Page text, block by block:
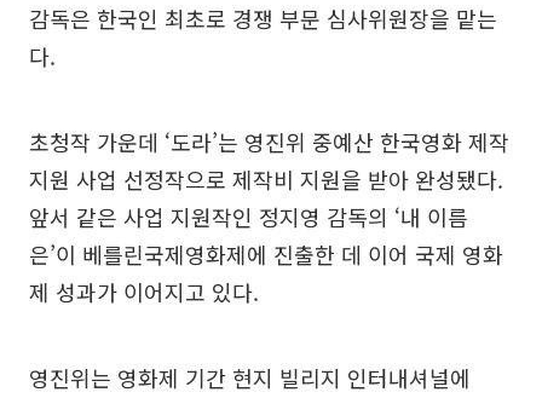
감독은 한국인 최초로 경쟁 부문 심사위원장을 맡는
다.
초청작 가운데 ‘도라’는 영진위 중예산 한국영화 제작
지원 사업 선정작으로 제작비 지원을 받아 완성됐다.
앞서 같은 사업 지원작인 정지영 감독의 ‘내 이름
은’이 베를린국제영화제에 진출한 데 이어 국제 영화
제 성과가 이어지고 있다.
영진위는 영화제 기간 현지 빌리지 인터내셔널에